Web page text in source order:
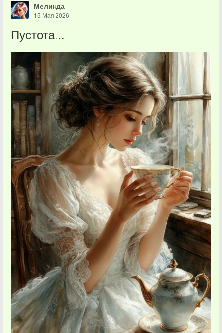
Мелинда
15 Мая 2026
Пустота...